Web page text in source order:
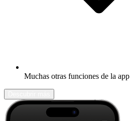
Muchas otras funciones de la app